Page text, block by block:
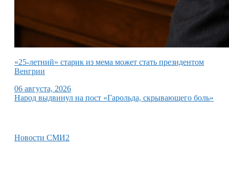
«25-летний» старик из мема может стать президентом
Венгрии
06 августа, 2026
Народ выдвинул на пост «Гарольда, скрывающего боль»
Новости СМИ2